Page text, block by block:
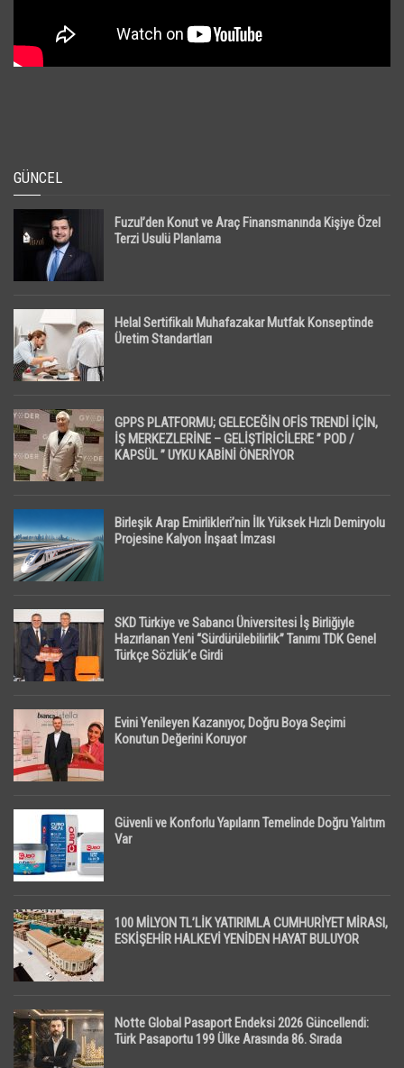
GÜNCEL
Fuzul’den Konut ve Araç Finansmanında Kişiye Özel
Terzi Usulü Planlama
Helal Sertifikalı Muhafazakar Mutfak Konseptinde
Üretim Standartları
GPPS PLATFORMU; GELECEĞİN OFİS TRENDİ İÇİN,
İŞ MERKEZLERİNE – GELİŞTİRİCİLERE ” POD /
KAPSÜL ” UYKU KABİNİ ÖNERİYOR
Birleşik Arap Emirlikleri’nin İlk Yüksek Hızlı Demiryolu
Projesine Kalyon İnşaat İmzası
SKD Türkiye ve Sabancı Üniversitesi İş Birliğiyle
Hazırlanan Yeni “Sürdürülebilirlik” Tanımı TDK Genel
Türkçe Sözlük’e Girdi
Evini Yenileyen Kazanıyor, Doğru Boya Seçimi
Konutun Değerini Koruyor
Güvenli ve Konforlu Yapıların Temelinde Doğru Yalıtım
Var
100 MİLYON TL’LİK YATIRIMLA CUMHURİYET MİRASI,
ESKİŞEHİR HALKEVİ YENİDEN HAYAT BULUYOR
Notte Global Pasaport Endeksi 2026 Güncellendi:
Türk Pasaportu 199 Ülke Arasında 86. Sırada